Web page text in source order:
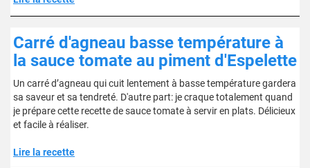
Carré d'agneau basse température à
la sauce tomate au piment d'Espelette
Un carré d’agneau qui cuit lentement à basse température gardera
sa saveur et sa tendreté. D'autre part: je craque totalement quand
je prépare cette recette de sauce tomate à servir en plats. Délicieux
et facile à réaliser.
Lire la recette